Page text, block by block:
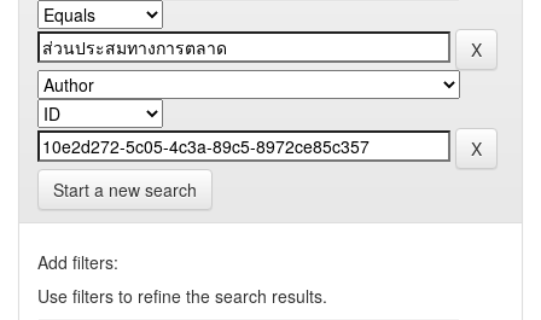
Start a new search
Add filters:
Use filters to refine the search results.